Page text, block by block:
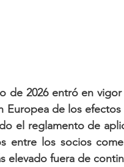
de 2026 entró en
Europea de los
el reglamento de
entre los socios
elevado fuera de